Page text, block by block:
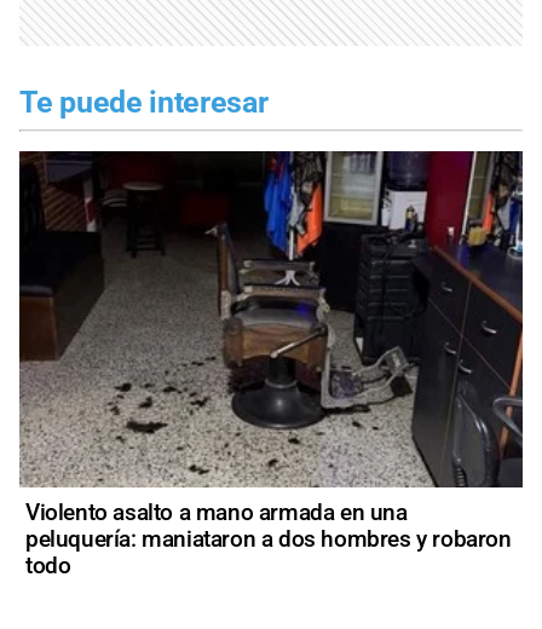
Te puede interesar
Violento asalto a mano armada en una
peluquería: maniataron a dos hombres y robaron
todo